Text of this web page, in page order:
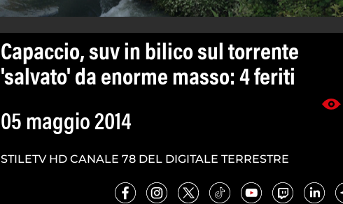
Capaccio, suv in bilico sul torrente
'salvato' da enorme masso: 4 feriti
05 maggio 2014
STILETV HD CANALE 78 DEL DIGITALE TERRESTRE